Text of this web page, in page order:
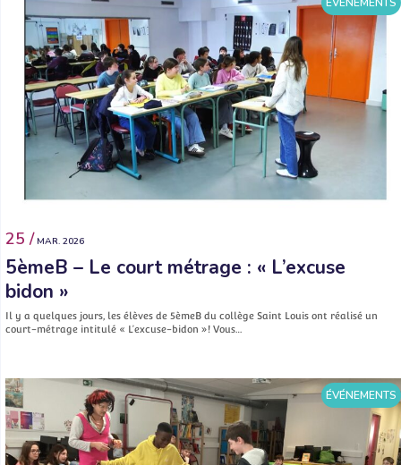
25 / MAR. 2026
5èmeB – Le court métrage : « L’excuse
bidon »
Il y a quelques jours, les élèves de 5èmeB du collège Saint Louis ont réalisé un
court-métrage intitulé « L’excuse-bidon »! Vous…
ÉVÉNEMENTS